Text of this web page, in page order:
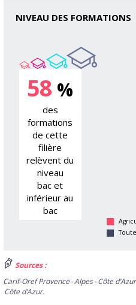
NIVEAU DES FORMATIONS
58 %
des
formations
de cette
filière
relèvent du
niveau
bac et
inférieur au
bac
Sources :
Carif-Oref Provence - Alpes - Côte
Côte d’Azur.